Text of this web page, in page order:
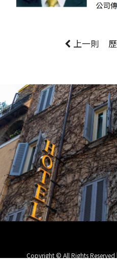
上一則
Copyright © All Rights Reserved